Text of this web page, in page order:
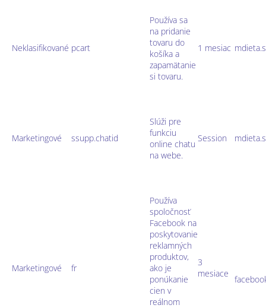
Neklasifikované pcart
Používa sa
na pridanie
tovaru do
košíka a
zapamätanie
si tovaru.
1 mesiac
Marketingové ssupp.chatid
Slúži pre
funkciu
online chatu
na webe.
Session
Marketingové fr
Používa
spoločnosť
Facebook na
poskytovanie
reklamných
produktov,
ako je
ponúkanie
cien v
reálnom
3
mesiace